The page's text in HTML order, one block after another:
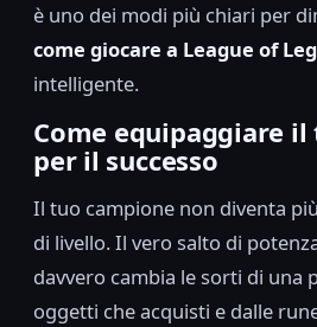
è uno dei modi più chiari per
come giocare a League of
intelligente.
Come equipaggiare
per il successo
Il tuo campione non diventa
di livello. Il vero salto di
davvero cambia le sorti di una
oggetti che acquisti e dalle